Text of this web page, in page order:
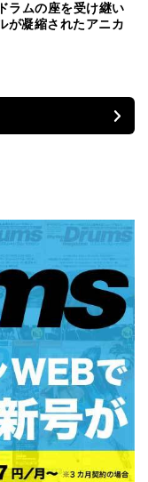
ラムの座を受け継い
が凝縮されたアニカ